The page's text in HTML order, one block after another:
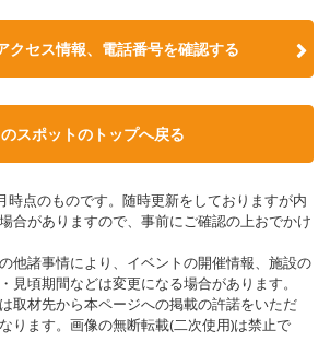
クセス情報、電話番号を確認する
スポットのトップへ戻る
点のものです。随時更新をしておりますが内
合がありますので、事前にご確認の上おでかけ
他諸事情により、イベントの開催情報、施設の
見頃期間などは変更になる場合があります。
取材先から本ページへの掲載の許諾をいただ
ります。画像の無断転載(二次使用)は禁止で